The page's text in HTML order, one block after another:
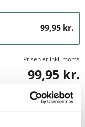
99,95 kr.
Prisen er inkl, moms
99,95 kr.